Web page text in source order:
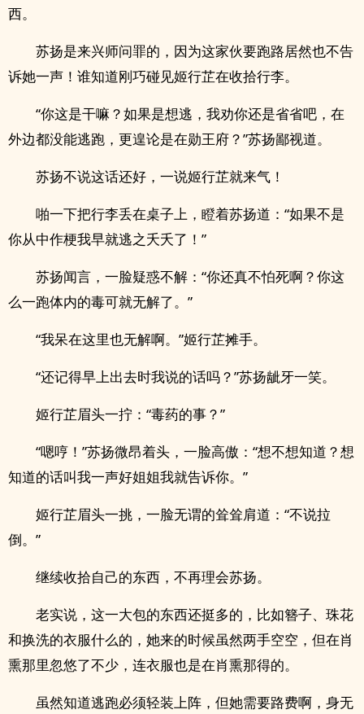
西。
苏扬是来兴师问罪的，因为这家伙要跑路居然也不告
诉她一声！谁知道刚巧碰见姬行芷在收拾行李。
“你这是干嘛？如果是想逃，我劝你还是省省吧，在
外边都没能逃跑，更遑论是在勋王府？”苏扬鄙视道。
苏扬不说这话还好，一说姬行芷就来气！
啪一下把行李丢在桌子上，瞪着苏扬道：“如果不是
你从中作梗我早就逃之夭夭了！”
苏扬闻言，一脸疑惑不解：“你还真不怕死啊？你这
么一跑体内的毒可就无解了。”
“我呆在这里也无解啊。”姬行芷摊手。
“还记得早上出去时我说的话吗？”苏扬龇牙一笑。
姬行芷眉头一拧：“毒药的事？”
“嗯哼！”苏扬微昂着头，一脸高傲：“想不想知道？想
知道的话叫我一声好姐姐我就告诉你。”
姬行芷眉头一挑，一脸无谓的耸耸肩道：“不说拉
倒。”
继续收拾自己的东西，不再理会苏扬。
老实说，这一大包的东西还挺多的，比如簪子、珠花
和换洗的衣服什么的，她来的时候虽然两手空空，但在肖
熏那里忽悠了不少，连衣服也是在肖熏那得的。
虽然知道逃跑必须轻装上阵，但她需要路费啊，身无